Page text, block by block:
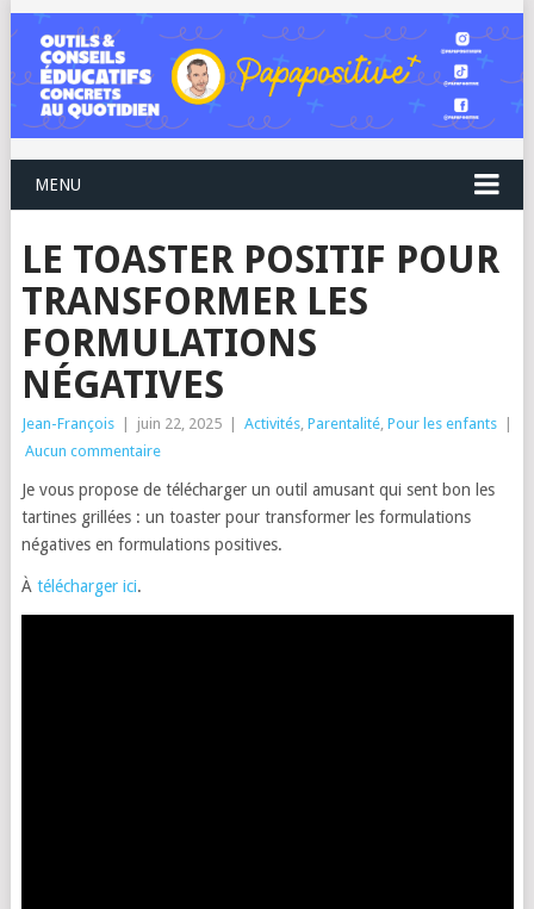
MENU
LE TOASTER POSITIF POUR
TRANSFORMER LES
FORMULATIONS
NÉGATIVES
Jean-François juin 22, 2025 Activités, Parentalité, Pour les enfants
Aucun commentaire
Je vous propose de télécharger un outil amusant qui sent bon les
tartines grillées : un toaster pour transformer les formulations
négatives en formulations positives.
À télécharger ici.